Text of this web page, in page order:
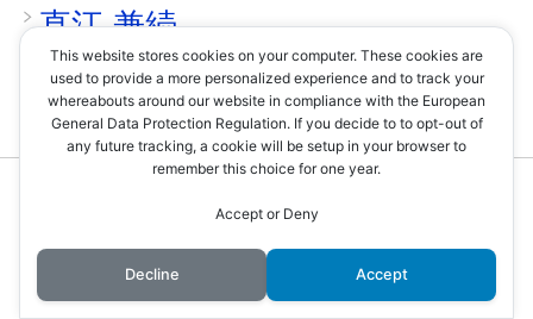
直江 兼続
アーカイブ
2025年3月
2025年2月
This website stores cookies on your computer. These cookies are
used to provide a more personalized experience and to track your
whereabouts around our website in compliance with the European
General Data Protection Regulation. If you decide to to opt-out of
any future tracking, a cookie will be setup in your browser to
remember this choice for one year.
Accept or Deny
Decline Accept